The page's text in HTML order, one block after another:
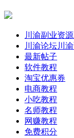
川渝副业资
川渝论坛川
最新帖子
软件教程
淘宝优惠券
电商教程
小吃教程
名师教程
网赚教程
免费积分